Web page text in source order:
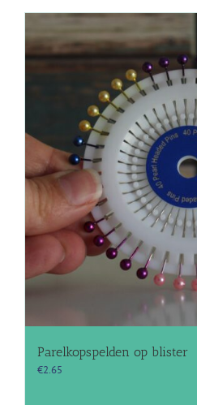
Parelkopspelden op blister
€2.65